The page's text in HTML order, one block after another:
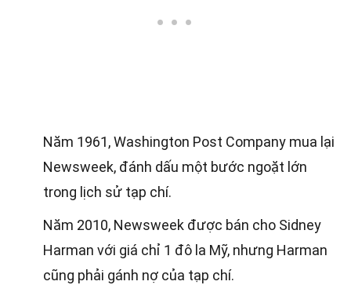
Năm 1961, Washington Post Company mua lại
Newsweek, đánh dấu một bước ngoặt lớn
trong lịch sử tạp chí.
Năm 2010, Newsweek được bán cho Sidney
Harman với giá chỉ 1 đô la Mỹ, nhưng Harman
cũng phải gánh nợ của tạp chí.